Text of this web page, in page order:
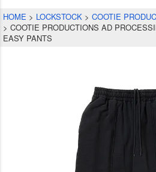
HOME LOCKSTOCK
COOTIE
COOTIE PRODUCTIONS AD
EASY PANTS